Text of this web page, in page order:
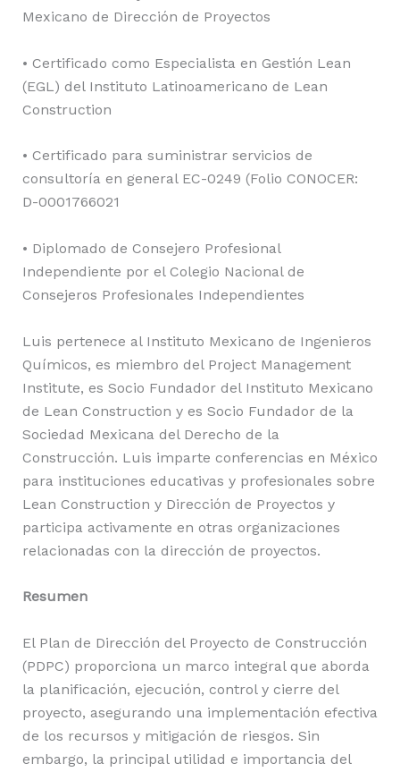
Mexicano de Dirección de Proyectos
• Certificado como Especialista en Gestión Lean
(EGL) del Instituto Latinoamericano de Lean
Construction
• Certificado para suministrar servicios de
consultoría en general EC-0249 (Folio CONOCER:
D-0001766021
• Diplomado de Consejero Profesional
Independiente por el Colegio Nacional de
Consejeros Profesionales Independientes
Luis pertenece al Instituto Mexicano de Ingenieros
Químicos, es miembro del Project Management
Institute, es Socio Fundador del Instituto Mexicano
de Lean Construction y es Socio Fundador de la
Sociedad Mexicana del Derecho de la
Construcción. Luis imparte conferencias en México
para instituciones educativas y profesionales sobre
Lean Construction y Dirección de Proyectos y
participa activamente en otras organizaciones
relacionadas con la dirección de proyectos.
Resumen
El Plan de Dirección del Proyecto de Construcción
(PDPC) proporciona un marco integral que aborda
la planificación, ejecución, control y cierre del
proyecto, asegurando una implementación efectiva
de los recursos y mitigación de riesgos. Sin
embargo, la principal utilidad e importancia del